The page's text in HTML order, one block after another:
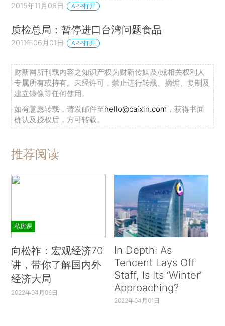
2015年11月06日 APP打开
质检总局：暂停进口台湾问题食品
2011年06月01日 APP打开
财新网所刊载内容之知识产权为财新传媒及/或相关权利人
专属所有或持有。未经许可，禁止进行转载、摘编、复制及
建立镜像等任何使用。
如有意愿转载，请发邮件至hello@caixin.com ，获得书面
确认及授权后，方可转载。
推荐阅读
私房课
向松祚：宏观经济70
讲，带你了解国内外
经济大局
2022年04月06日
In Depth: As
Tencent Lays Off
Staff, Is Its ‘Winter’
Approaching?
2022年04月01日